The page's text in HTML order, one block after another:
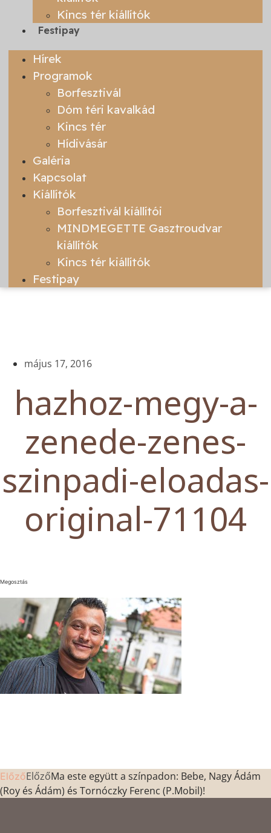
Kincs tér kiállítók
Festipay
Hírek
Programok
Borfesztivál
Dóm téri kavalkád
Kincs tér
Hídivásár
Galéria
Kapcsolat
Kiállítók
Borfesztivál kiállítói
MINDMEGETTE Gasztroudvar
kiállítók
Kincs tér kiállítók
Festipay
május 17, 2016
hazhoz-megy-a-
zenede-zenes-
szinpadi-eloadas-
original-71104
Megosztás
ElőzőElőzőMa este együtt a színpadon: Bebe, Nagy Ádám
(Roy és Ádám) és Tornóczky Ferenc (P.Mobil)!